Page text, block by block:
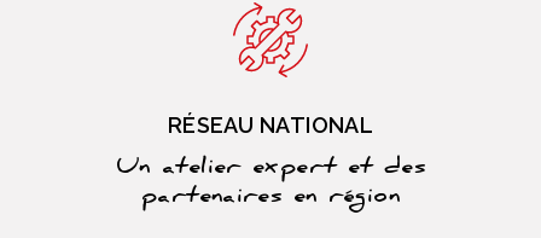
RÉSEAU NATIONAL
Un atelier expert et des
partenaires en région